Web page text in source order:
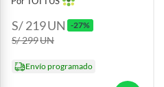
S/ 219UN -27%
S/ 299UN
Envío programado